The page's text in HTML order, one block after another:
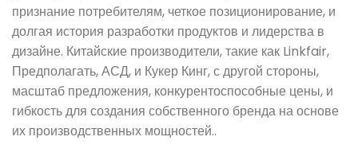
признание потребителям, четкое позиционирование, и
долгая история разработки продуктов и лидерства в
дизайне. Китайские производители, такие как Linkfair,
Предполагать, АСД, и Кукер Кинг, с другой стороны,
масштаб предложения, конкурентоспособные цены, и
гибкость для создания собственного бренда на основе
их производственных мощностей..